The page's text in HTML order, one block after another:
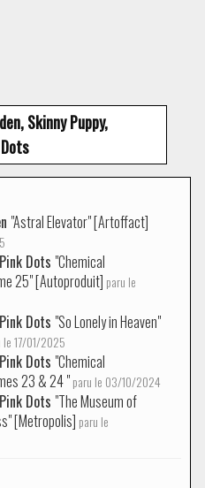
Skinny Puppy,
"Astral Elevator" [Artoffact]
Dots "Chemical
25" [Autoproduit] paru le
Dots "So Lonely in Heaven"
le 17/01/2025
Dots "Chemical
23 & 24 "paru le 03/10/2024
Dots "The Museum of
[Metropolis] paru le